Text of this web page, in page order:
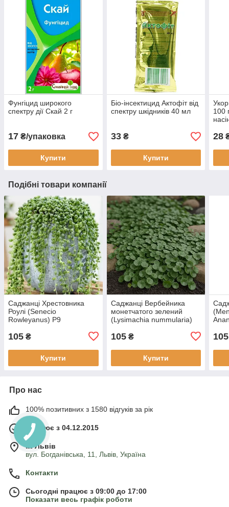
Фунгіцид широкого
спектру дії Скай 2 г
17 ₴/упаковка
Купити
Біо-інсектицид Актофіт від
спектру шкідників 40 мл
33₴
Купити
100
28
Подібні товари компанії
Саджанці Хрестовника
Роулі (Senecio
Rowleyanus) P9
105 ₴
Купити
Саджанці Вербейника
монетчатого зелений
(Lysimachia nummularia)
105₴
Купити
105
Про нас
100% позитивних з 1580 відгуків за рік
Працює з 04.12.2015
м. Львів
вул. Богданівська, 11, Львів, Україна
Контакти
Сьогодні працює з 09:00 до 17:00
Показати весь графік роботи